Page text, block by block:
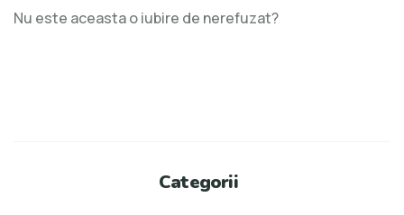
Nu este aceasta o iubire de nerefuzat?
Categorii